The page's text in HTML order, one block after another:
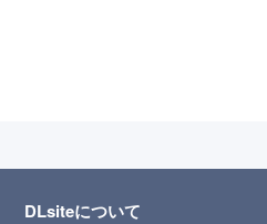
DLsiteについて